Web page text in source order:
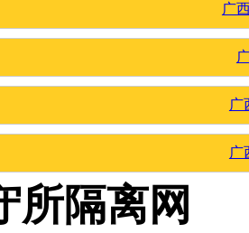
广
广
广
所隔离网